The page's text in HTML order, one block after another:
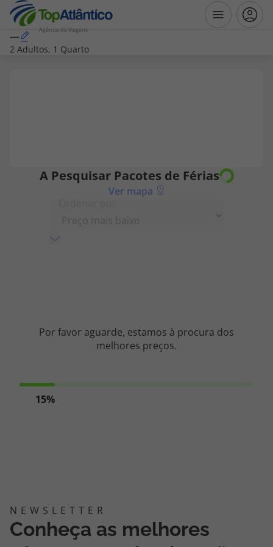
Agência de Viagens
Voos + Hotel
Pacotes de Férias
Promoções
Cheque Viagem
Área de Cliente
---
2 Adultos, 1 Quarto
A Pesquisar Pacotes de Férias
Ver mapa
Por favor aguarde, estamos à procura dos
melhores preços.
15%
Conheça as melhores